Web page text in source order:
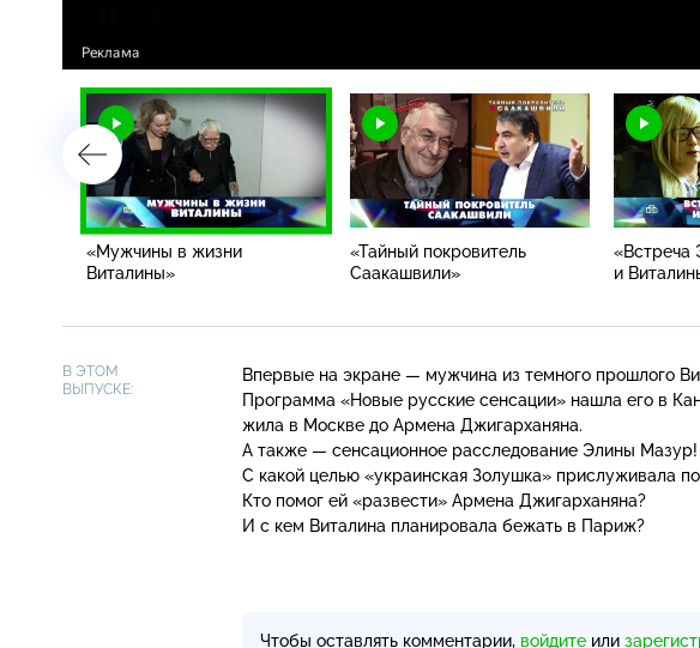
«Мужчины в жизни
Виталины»
«Тайный покровитель
Саакашвили»
«Встреча
и
В ЭТОМ
ВЫПУСКЕ:
Впервые на экране — мужчина из темного прошлого
Программа «Новые русские сенсации» нашла его в
жила в Москве до Армена Джигарханяна.
А также — сенсационное расследование Элины Мазур!
С какой целью «украинская Золушка» прислуживала
Кто помог ей «развести» Армена Джигарханяна?
И с кем Виталина планировала бежать в Париж?
Чтобы оставлять комментарии, войдите или